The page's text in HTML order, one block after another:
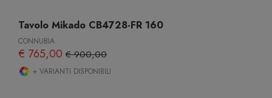
Tavolo Mikado CB4728-FR 160
CONNUBIA
€ 765,00 € 900,00
+ VARIANTI DISPONIBILI